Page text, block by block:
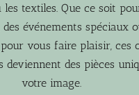
les textiles. Que ce soit
des événements spéciaux
vous faire plaisir, ces
deviennent des pièces
votre image.